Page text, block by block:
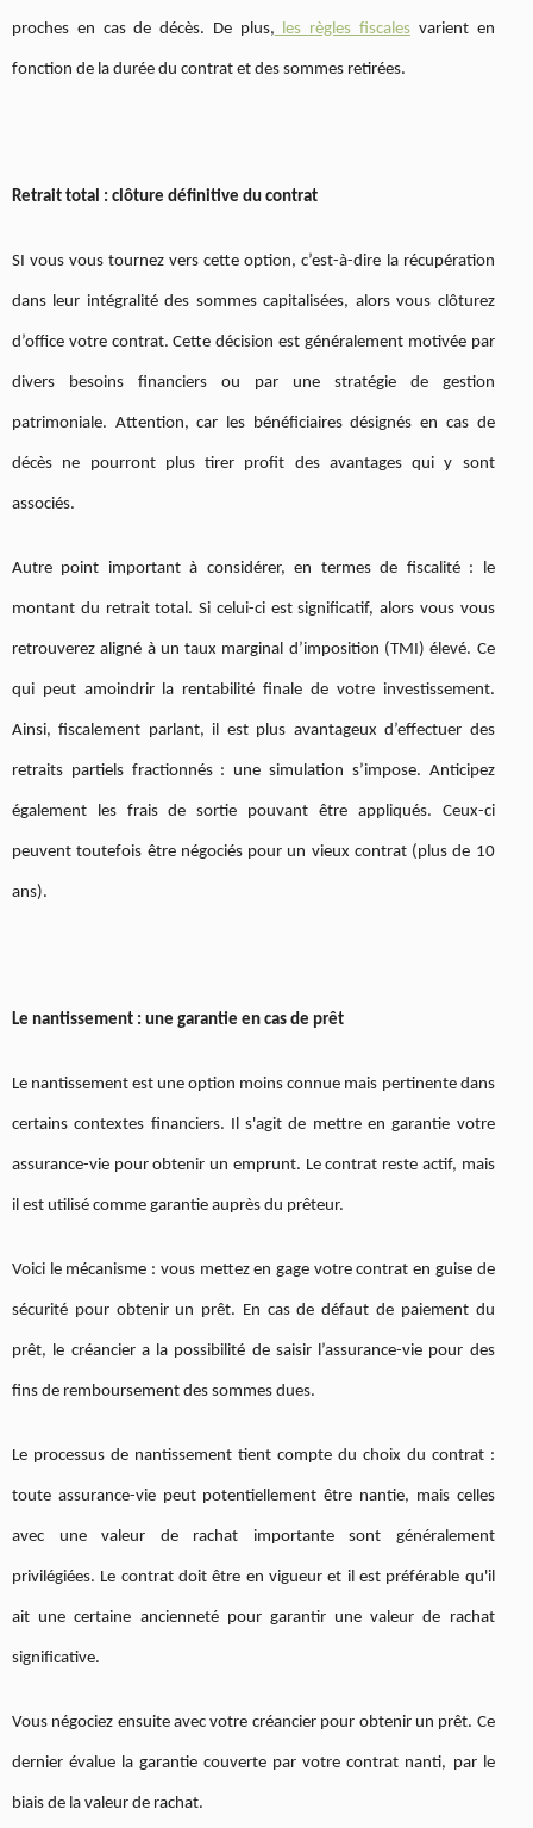
proches en cas de décès. De plus, les règles fiscales varient en
fonction de la durée du contrat et des sommes retirées.
Retrait total : clôture définitive du contrat
SI vous vous tournez vers cette option, c’est-à-dire la récupération
dans leur intégralité des sommes capitalisées, alors vous clôturez
d’office votre contrat. Cette décision est généralement motivée par
divers besoins financiers ou par une stratégie de gestion
patrimoniale. Attention, car les bénéficiaires désignés en cas de
décès ne pourront plus tirer profit des avantages qui y sont
associés.
Autre point important à considérer, en termes de fiscalité : le
montant du retrait total. Si celui-ci est significatif, alors vous vous
retrouverez aligné à un taux marginal d’imposition (TMI) élevé. Ce
qui peut amoindrir la rentabilité finale de votre investissement.
Ainsi, fiscalement parlant, il est plus avantageux d’effectuer des
retraits partiels fractionnés : une simulation s’impose. Anticipez
également les frais de sortie pouvant être appliqués. Ceux-ci
peuvent toutefois être négociés pour un vieux contrat (plus de 10
ans).
Le nantissement : une garantie en cas de prêt
Le nantissement est une option moins connue mais pertinente dans
certains contextes financiers. Il s'agit de mettre en garantie votre
assurance-vie pour obtenir un emprunt. Le contrat reste actif, mais
il est utilisé comme garantie auprès du prêteur.
Voici le mécanisme : vous mettez en gage votre contrat en guise de
sécurité pour obtenir un prêt. En cas de défaut de paiement du
prêt, le créancier a la possibilité de saisir l’assurance-vie pour des
fins de remboursement des sommes dues.
Le processus de nantissement tient compte du choix du contrat :
toute assurance-vie peut potentiellement être nantie, mais celles
avec une valeur de rachat importante sont généralement
privilégiées. Le contrat doit être en vigueur et il est préférable qu'il
ait une certaine ancienneté pour garantir une valeur de rachat
significative.
Vous négociez ensuite avec votre créancier pour obtenir un prêt. Ce
dernier évalue la garantie couverte par votre contrat nanti, par le
biais de la valeur de rachat.